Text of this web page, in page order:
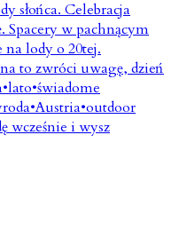
wcześnie i wysz